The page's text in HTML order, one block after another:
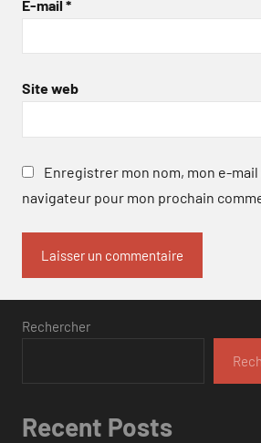
E-mail *
Site web
Enregistrer mon nom, mon e-
navigateur pour mon prochain
Rechercher
Recent Posts